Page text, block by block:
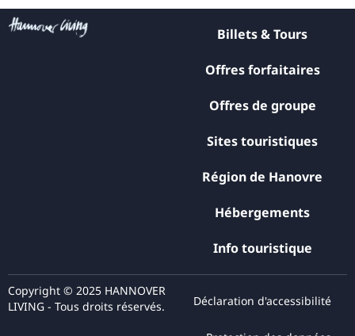
Billets & Tours
Offres forfaitaires
Offres de groupe
Sites touristiques
Région de Hanovre
Hébergements
Info touristique
Copyright © 2025 HANNOVER
LIVING - Tous droits réservés.
Déclaration d'accessibilité